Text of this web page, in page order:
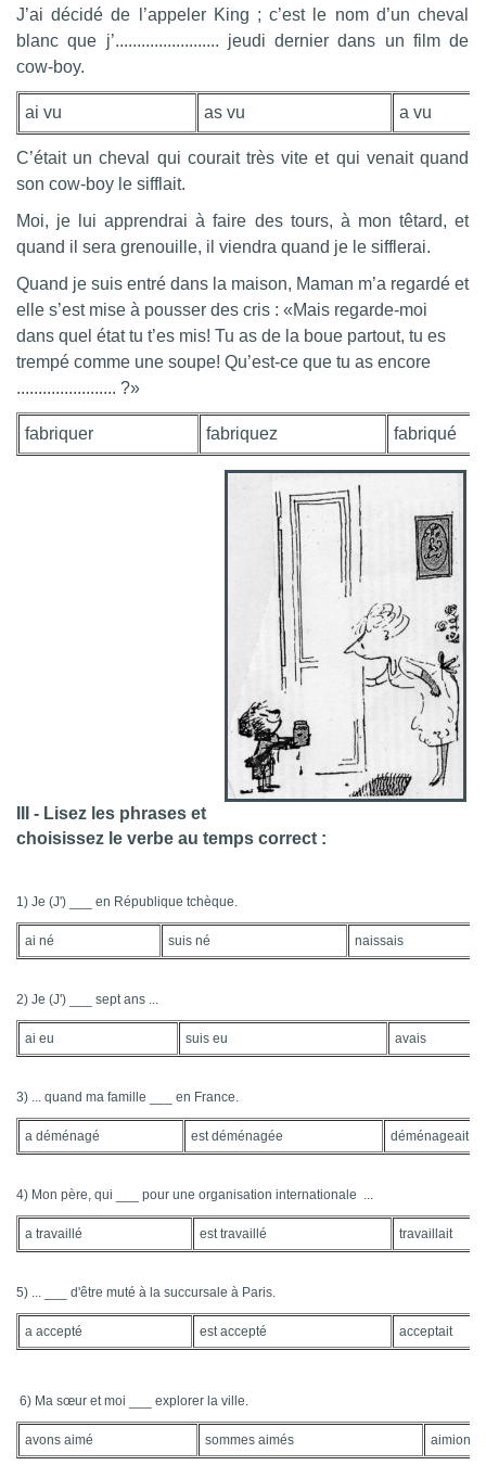
J’ai décidé de l’appeler King ; c’est le nom d’un cheval
blanc que j’........................ jeudi dernier dans un film de
cow-boy.
ai vu as vu a vu
C’était un cheval qui courait très vite et qui venait quand
son cow-boy le sifflait.
Moi, je lui apprendrai à faire des tours, à mon têtard, et
quand il sera grenouille, il viendra quand je le sifflerai.
Quand je suis entré dans la maison, Maman m’a regardé et
elle s’est mise à pousser des cris : «Mais regarde-moi
dans quel état tu t’es mis! Tu as de la boue partout, tu es
trempé comme une soupe! Qu’est-ce que tu as encore
....................... ?»
fabriquer fabriquez fabriqué
III - Lisez les phrases et
choisissez le verbe au temps correct :
1) Je (J') ___ en République tchèque.
ai né suis né naissais
2) Je (J') ___ sept ans ...
ai eu suis eu avais
3) ... quand ma famille ___ en France.
a déménagé est déménagée déménageait
4) Mon père, qui ___ pour une organisation internationale ...
a travaillé est travaillé travaillait
5) ... ___ d'être muté à la succursale à Paris.
a accepté est accepté acceptait
6) Ma sœur et moi ___ explorer la ville.
avons aimé sommes aimés aimions